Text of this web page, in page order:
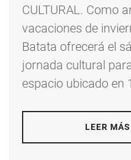
CULTURAL. Como
vacaciones de
Batata ofrecerá el
jornada cultural
espacio ubicado en
LEER MÁS